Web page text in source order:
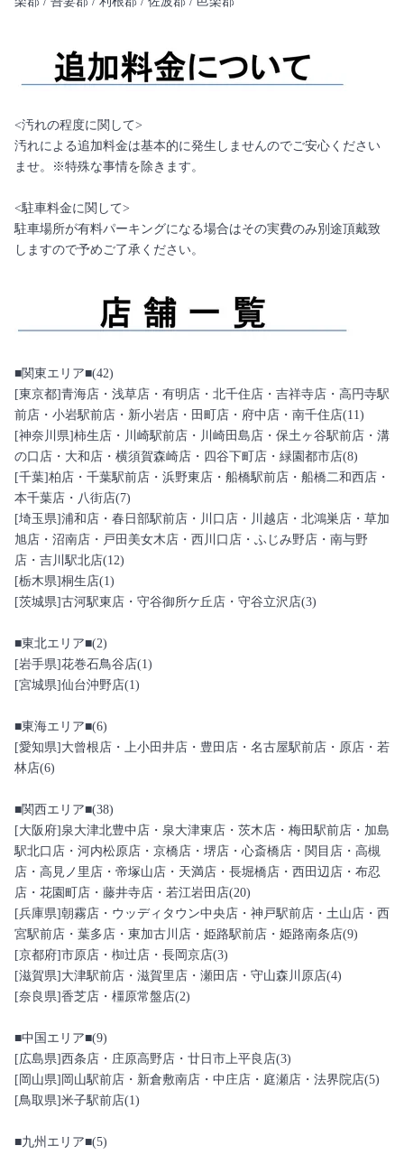
<汚れの程度に関して>
汚れによる追加料金は基本的に発生しませんのでご安心ください
ませ。※特殊な事情を除きます。
<駐車料金に関して>
駐車場所が有料パーキングになる場合はその実費のみ別途頂戴致
しますので予めご了承ください。
■関東エリア■(42)
[東京都]青海店・浅草店・有明店・北千住店・吉祥寺店・高円寺駅
前店・小岩駅前店・新小岩店・田町店・府中店・南千住店(11)
[神奈川県]柿生店・川崎駅前店・川崎田島店・保土ヶ谷駅前店・溝
の口店・大和店・横須賀森崎店・四谷下町店・緑園都市店(8)
[千葉]柏店・千葉駅前店・浜野東店・船橋駅前店・船橋二和西店・
本千葉店・八街店(7)
[埼玉県]浦和店・春日部駅前店・川口店・川越店・北鴻巣店・草加
旭店・沼南店・戸田美女木店・西川口店・ふじみ野店・南与野
店・吉川駅北店(12)
[栃木県]桐生店(1)
[茨城県]古河駅東店・守谷御所ケ丘店・守谷立沢店(3)
■東北エリア■(2)
[岩手県]花巻石鳥谷店(1)
[宮城県]仙台沖野店(1)
■東海エリア■(6)
[愛知県]大曾根店・上小田井店・豊田店・名古屋駅前店・原店・若
林店(6)
■関西エリア■(38)
[大阪府]泉大津北豊中店・泉大津東店・茨木店・梅田駅前店・加島
駅北口店・河内松原店・京橋店・堺店・心斎橋店・関目店・高槻
店・高見ノ里店・帝塚山店・天満店・長堀橋店・西田辺店・布忍
店・花園町店・藤井寺店・若江岩田店(20)
[兵庫県]朝霧店・ウッディタウン中央店・神戸駅前店・土山店・西
宮駅前店・葉多店・東加古川店・姫路駅前店・姫路南条店(9)
[京都府]市原店・椥辻店・長岡京店(3)
[滋賀県]大津駅前店・滋賀里店・瀬田店・守山森川原店(4)
[奈良県]香芝店・橿原常盤店(2)
■中国エリア■(9)
[広島県]西条店・庄原高野店・廿日市上平良店(3)
[岡山県]岡山駅前店・新倉敷南店・中庄店・庭瀬店・法界院店(5)
[鳥取県]米子駅前店(1)
■九州エリア■(5)